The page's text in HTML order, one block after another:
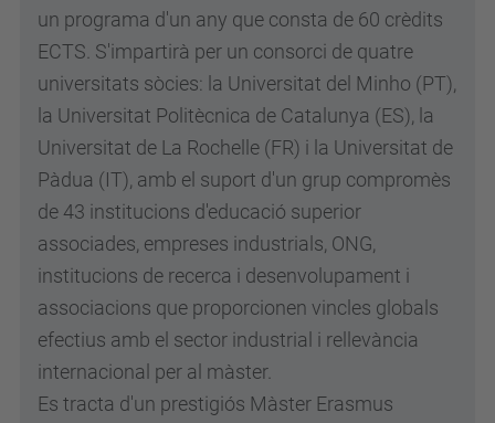
un programa d'un any que consta de 60 crèdits
ECTS. S'impartirà per un consorci de quatre
universitats sòcies: la Universitat del Minho (PT),
la Universitat Politècnica de Catalunya (ES), la
Universitat de La Rochelle (FR) i la Universitat de
Pàdua (IT), amb el suport d'un grup compromès
de 43 institucions d'educació superior
associades, empreses industrials, ONG,
institucions de recerca i desenvolupament i
associacions que proporcionen vincles globals
efectius amb el sector industrial i rellevància
internacional per al màster.
Es tracta d'un prestigiós Màster Erasmus